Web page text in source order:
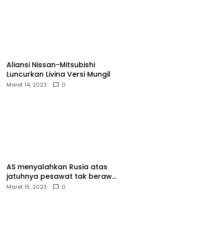
Aliansi Nissan-Mitsubishi
Luncurkan Livina Versi Mungil
Maret 14, 2023 0
AS menyalahkan Rusia atas
jatuhnya pesawat tak berawak
di Laut Hitam, Moskow
Maret 15, 2023 0